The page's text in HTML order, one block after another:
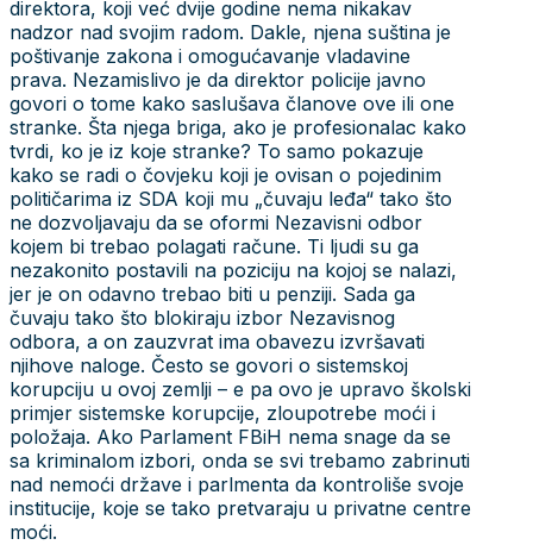
direktora, koji već dvije godine nema nikakav
nadzor nad svojim radom. Dakle, njena suština je
poštivanje zakona i omogućavanje vladavine
prava. Nezamislivo je da direktor policije javno
govori o tome kako saslušava članove ove ili one
stranke. Šta njega briga, ako je profesionalac kako
tvrdi, ko je iz koje stranke? To samo pokazuje
kako se radi o čovjeku koji je ovisan o pojedinim
političarima iz SDA koji mu „čuvaju leđa“ tako što
ne dozvoljavaju da se oformi Nezavisni odbor
kojem bi trebao polagati račune. Ti ljudi su ga
nezakonito postavili na poziciju na kojoj se nalazi,
jer je on odavno trebao biti u penziji. Sada ga
čuvaju tako što blokiraju izbor Nezavisnog
odbora, a on zauzvrat ima obavezu izvršavati
njihove naloge. Često se govori o sistemskoj
korupciju u ovoj zemlji – e pa ovo je upravo školski
primjer sistemske korupcije, zloupotrebe moći i
položaja. Ako Parlament FBiH nema snage da se
sa kriminalom izbori, onda se svi trebamo zabrinuti
nad nemoći države i parlmenta da kontroliše svoje
institucije, koje se tako pretvaraju u privatne centre
moći.